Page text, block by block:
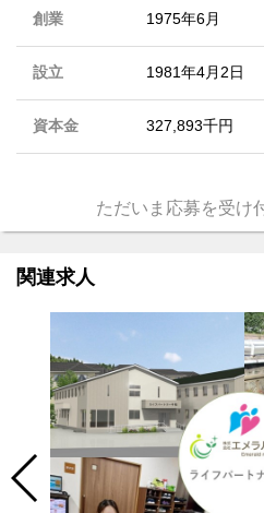
創業 1975年6月
設立 1981年4月2日
資本金 327,893千円
ただいま応募を受け
関連求人